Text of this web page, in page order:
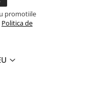
promotiile
Politica de